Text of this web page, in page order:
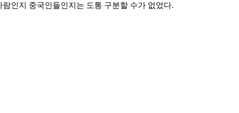
인지 중국인들인지는 도통 구분할 수가 없었다.